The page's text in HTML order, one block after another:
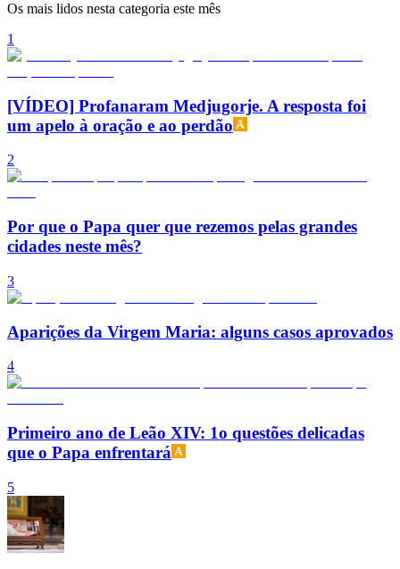
Os mais lidos nesta categoria este mês
1
[VÍDEO] Profanaram Medjugorje. A resposta foi
um apelo à oração e ao perdão
2
Por que o Papa quer que rezemos pelas grandes
cidades neste mês?
3
Aparições da Virgem Maria: alguns casos aprovados
4
Primeiro ano de Leão XIV: 1o questões delicadas
que o Papa enfrentará
5